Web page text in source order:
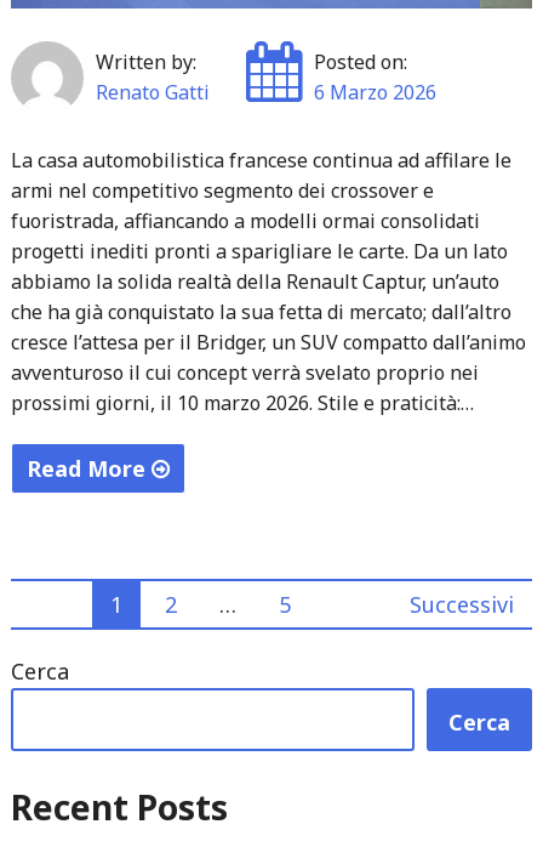
trasporti
e
mercati"
Written by:
Renato Gatti
Posted on:
6 Marzo 2026
La casa automobilistica francese continua ad affilare le
armi nel competitivo segmento dei crossover e
fuoristrada, affiancando a modelli ormai consolidati
progetti inediti pronti a sparigliare le carte. Da un lato
abbiamo la solida realtà della Renault Captur, un’auto
che ha già conquistato la sua fetta di mercato; dall’altro
cresce l’attesa per il Bridger, un SUV compatto dall’animo
avventuroso il cui concept verrà svelato proprio nei
prossimi giorni, il 10 marzo 2026. Stile e praticità:…
Read More
sui
concretezza
Captur
l’attesa
Paginazione
degli
1 2 … 5 Successivi
Cerca
Cerca
Recent Posts